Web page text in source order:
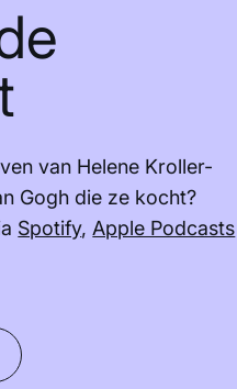
van Helene Kroller-
Gogh die ze kocht?
Spotify, Apple Podcasts